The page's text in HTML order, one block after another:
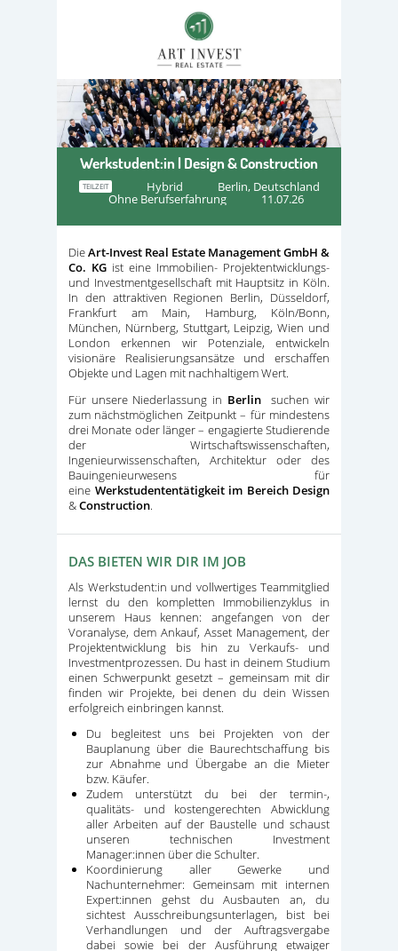
Werkstudent:in | Design & Construction
TEILZEIT Hybrid Berlin, Deutschland
Ohne Berufserfahrung 11.07.26
DieArt-Invest Real Estate Management GmbH &
Co. KG ist eine Immobilien- Projektentwicklungs-
und Investmentgesellschaft mit Hauptsitz in Köln.
In den attraktiven Regionen Berlin, Düsseldorf,
Frankfurt am Main, Hamburg, Köln/Bonn,
München, Nürnberg, Stuttgart, Leipzig, Wien und
London erkennen wir Potenziale, entwickeln
visionäre Realisierungsansätze und erschaffen
Objekte und Lagen mit nachhaltigem Wert.
Für unsere Niederlassung in Berlinsuchen wir
zum nächstmöglichen Zeitpunkt – für mindestens
drei Monate oder länger – engagierte Studierende
der Wirtschaftswissenschaften,
Ingenieurwissenschaften, Architektur oder des
Bauingenieurwesens für
eine Werkstudententätigkeitim Bereich Design
&Construction.
DAS BIETEN WIR DIR IM JOB
Als Werkstudent:in und vollwertiges Teammitglied
lernst du den kompletten Immobilienzyklus in
unserem Haus kennen: angefangen von der
Voranalyse, dem Ankauf, Asset Management, der
Projektentwicklung bis hin zu Verkaufs- und
Investmentprozessen. Du hast in deinem Studium
einen Schwerpunkt gesetzt – gemeinsam mit dir
finden wir Projekte, bei denen du dein Wissen
erfolgreich einbringen kannst.
Du begleitest uns bei Projekten von der
Bauplanung über die Baurechtschaffung bis
zur Abnahme und Übergabe an die Mieter
bzw. Käufer.
Zudem unterstützt du bei der termin-,
qualitäts- und kostengerechten Abwicklung
aller Arbeiten auf der Baustelle und schaust
unseren technischen Investment
Manager:innen über die Schulter.
Koordinierung aller Gewerke und
Nachunternehmer: Gemeinsam mit internen
Expert:innen gehst du Ausbauten an, du
sichtest Ausschreibungsunterlagen, bist bei
Verhandlungen und der Auftragsvergabe
dabei sowie bei der Ausführung etwaiger